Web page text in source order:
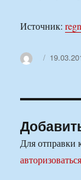
Источник:
Автор
Для отправки
авторизоваться